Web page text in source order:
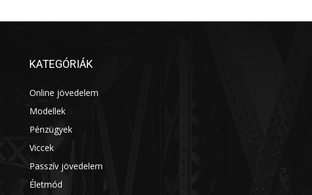
KATEGÓRIÁK
Online jövedelem
Modellek
Pénzügyek
Viccek
Passzív jövedelem
Életmód